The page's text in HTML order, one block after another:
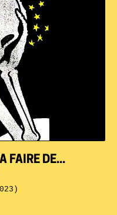
FAIRE DE...